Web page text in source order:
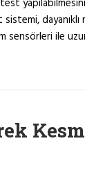
dayanıklı
sensörleri ile